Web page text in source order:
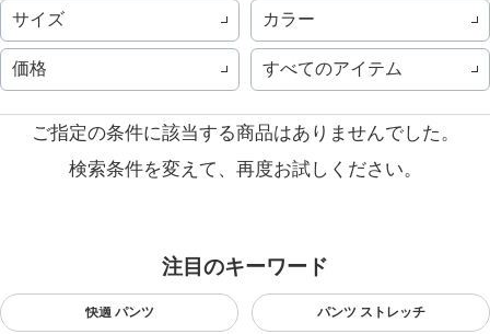
サイズ カラー
価格 すべてのアイテム
ご指定の条件に該当する商品はありませんでした。
検索条件を変えて、再度お試しください。
注目のキーワード
快適 パンツ パンツ ストレッチ